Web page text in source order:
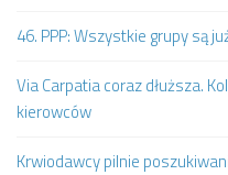
46. PPP: Wszystkie grupy są
Via Carpatia coraz dłuższa.
kierowców
Krwiodawcy pilnie poszukiwani